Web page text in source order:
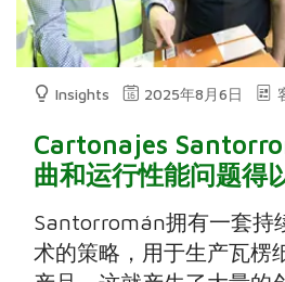
Insights 2025年8月6日
Cartonajes
曲和运行性能问题得
Santorromán拥有一套持
术的策略，用于生产瓦楞